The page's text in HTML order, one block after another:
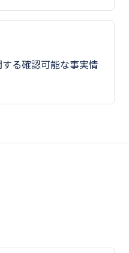
る確認可能な事実情